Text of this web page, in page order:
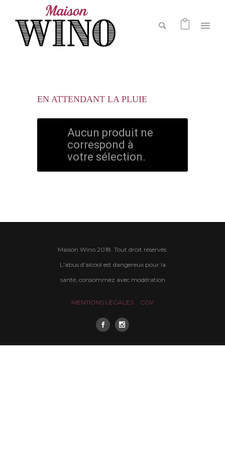
EN ATTENDANT LA PLUIE
Aucun produit ne
correspond à
votre sélection.
Maison Wino 2018. Tout droit réservés.
L'abus d'alcool est dangereux pour la
santé, consommez avec modération
MENTIONS LEGALES CGV